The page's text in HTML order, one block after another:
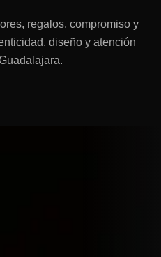
regalos, compromiso y
diseño y atención